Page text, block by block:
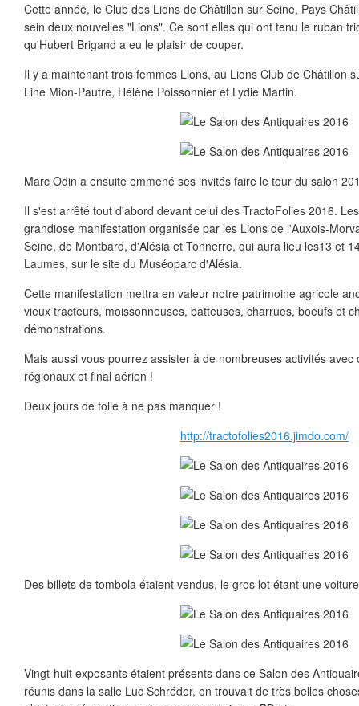
Cette année, le Club des Lions de Châtillon sur Seine, Pays
sein deux nouvelles "Lions". Ce sont elles qui ont tenu le ruban
qu'Hubert Brigand a eu le plaisir de couper.
Il y a maintenant trois femmes Lions, au Lions Club de Châtillon
Line Mion-Pautre, Hélène Poissonnier et Lydie Martin.
Marc Odin a ensuite emmené ses invités faire le tour du salon
Il s'est arrêté tout d'abord devant celui des TractoFolies 2016.
grandiose manifestation organisée par les Lions de l'Auxois-
Seine, de Montbard, d'Alésia et Tonnerre, qui aura lieu les13 et
Laumes, sur le site du Muséoparc d'Alésia.
Cette manifestation mettra en valeur notre patrimoine agricole
vieux tracteurs, moissonneuses, batteuses, charrues, boeufs et
démonstrations.
Mais aussi vous pourrez assister à de nombreuses activités
régionaux et final aérien !
Deux jours de folie à ne pas manquer !
http://tractofolies2016.jimdo.com/
Des billets de tombola étaient vendus, le gros lot étant une
Vingt-huit exposants étaient présents dans ce Salon des
réunis dans la salle Luc Schréder, on trouvait de très belles